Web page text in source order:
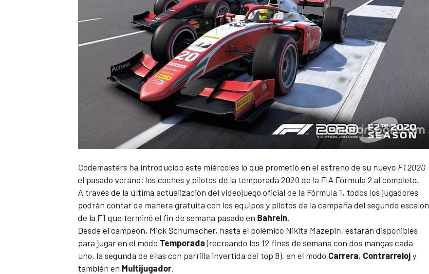
Codemasters ha introducido este miércoles lo que prometió en el estreno de su nuevo F1 2020
el pasado verano: los coches y pilotos de la temporada 2020 de la FIA Fórmula 2 al completo.
A través de la última actualización del videojuego oficial de la Fórmula 1, todos los jugadores
podrán contar de manera gratuita con los equipos y pilotos de la campaña del segundo escalón
de la F1 que terminó el fin de semana pasado en Bahrein.
Desde el campeón, Mick Schumacher, hasta el polémico Nikita Mazepin, estarán disponibles
para jugar en el modo Temporada(recreando los 12 fines de semana con dos mangas cada
uno, la segunda de ellas con parrilla invertida del top 8), en el modo Carrera, Contrarrelojy
también en Multijugador.